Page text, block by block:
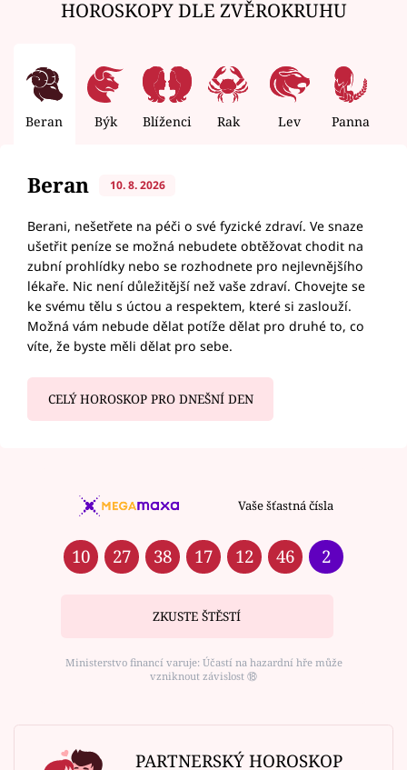
HOROSKOPY DLE ZVĚROKRUHU
Beran Býk Blíženci Rak Lev Panna
Beran 10. 8. 2026
Berani, nešetřete na péči o své fyzické zdraví. Ve snaze
ušetřit peníze se možná nebudete obtěžovat chodit na
zubní prohlídky nebo se rozhodnete pro nejlevnějšího
lékaře. Nic není důležitější než vaše zdraví. Chovejte se
ke svému tělu s úctou a respektem, které si zaslouží.
Možná vám nebude dělat potíže dělat pro druhé to, co
víte, že byste měli dělat pro sebe.
CELÝ HOROSKOP PRO DNEŠNÍ DEN
Vaše šťastná čísla
10 27 38 17 12 46 2
ZKUSTE ŠTĚSTÍ
Ministerstvo financí varuje: Účastí na hazardní hře může
vzniknout závislost ⑱
PARTNERSKÝ HOROSKOP